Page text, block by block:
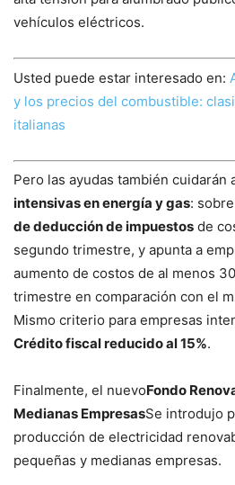
vehículos eléctricos.
Usted puede estar interesado en:
y los precios del combustible:
italianas
Pero las ayudas también cuidarán
intensivas en energía y gas: sobre
de deducción de impuestos de
segundo trimestre, y apunta a
aumento de costos de al menos
trimestre en comparación con el
Mismo criterio para empresas
Crédito fiscal reducido al 15%.
Finalmente, el nuevoFondo
Medianas EmpresasSe introdujo
producción de electricidad
pequeñas y medianas empresas.